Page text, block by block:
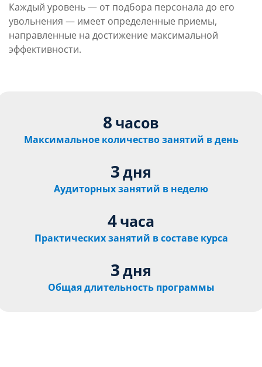
Каждый уровень — от подбора персонала до его
увольнения — имеет определенные приемы,
направленные на достижение максимальной
эффективности.
8 часов
Максимальное количество занятий в день
3дня
Аудиторных занятий в неделю
4часа
Практических занятий в составе курса
3дня
Общая длительность программы